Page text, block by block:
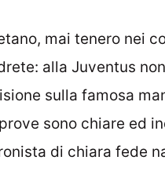
mai tenero nei
alla Juventus
sulla famosa
sono chiare ed
di chiara fede